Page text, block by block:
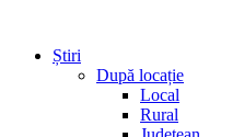
Știri
După locație
Local
Rural